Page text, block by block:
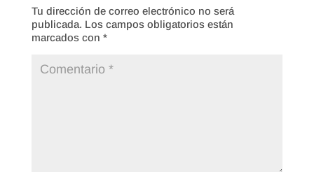
Tu dirección de correo electrónico no será
publicada. Los campos obligatorios están
marcados con *